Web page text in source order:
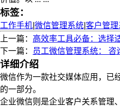
标签：
工作手机 微信管理系统 客户管
上一篇： 高效率工具必备：选择
下一篇：
员工微信管理系统： 咨
详细介绍
微信作为一款社交媒体应用，已
的一部分。
企业微信则是企业客户关系管理